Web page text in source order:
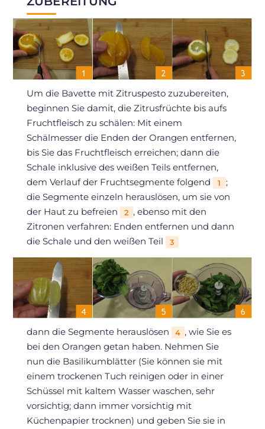
Um die Bavette mit Zitruspesto zuzubereiten,
beginnen Sie damit, die Zitrusfrüchte bis aufs
Fruchtfleisch zu schälen: Mit einem
Schälmesser die Enden der Orangen entfernen,
bis Sie das Fruchtfleisch erreichen; dann die
Schale inklusive des weißen Teils entfernen,
dem Verlauf der Fruchtsegmente folgend
1
;
die Segmente einzeln herauslösen, um sie von
der Haut zu befreien
2 , ebenso mit den
Zitronen verfahren: Enden entfernen und dann
die Schale und den weißen Teil
3
dann die Segmente herauslösen 4 , wie Sie es
bei den Orangen getan haben. Nehmen Sie
nun die Basilikumblätter (Sie können sie mit
einem trockenen Tuch reinigen oder in einer
Schüssel mit kaltem Wasser waschen, sehr
vorsichtig; dann immer vorsichtig mit
Küchenpapier trocknen) und geben Sie sie in